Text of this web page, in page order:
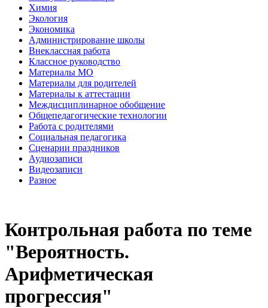
Химия
Экология
Экономика
Администрирование школы
Внеклассная работа
Классное руководство
Материалы МО
Материалы для родителей
Материалы к аттестации
Междисциплинарное обобщение
Общепедагогические технологии
Работа с родителями
Социальная педагогика
Сценарии праздников
Аудиозаписи
Видеозаписи
Разное
Контрольная работа по теме
"Вероятность.
Арифметическая
прогрессия"